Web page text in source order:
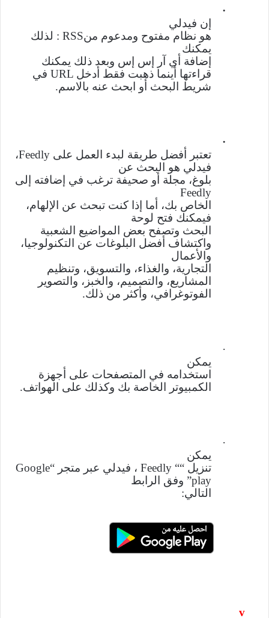
·
إن فيدلي
هو نظام مفتوح ومدعوم منRSS : لذلك
يمكنك
إضافة أي آر إس إس وبعد ذلك يمكنك
قراءتها أينما ذهبت فقط أدخل URL في
شريط البحث أو ابحث عنه بالاسم.
·
تعتبر
أفضل طريقة لبدء العمل على Feedly،
فيدلي هو البحث عن
بلوغ، مجلة أو صحيفة ترغب في إضافته إلى
Feedly
الخاص بك، أما إذا كنت تبحث عن الإلهام،
فيمكنك فتح لوحة
البحث وتصفح بعض المواضيع الشعبية
واكتشاف أفضل البلوغات عن التكنولوجيا،
والأعمال
التجارية، والغذاء، والتسويق، وتنظيم
المشاريع، والتصميم، والخبز، والتصوير
الفوتوغرافي، وأكثر من ذلك.
·
يمكن
استخدامه في المتصفحات على أجهزة
الكمبيوتر الخاصة بك وكذلك على الهواتف.
·
يمكن
تنزيل “
“
Feedly ، فيدلي عبر متجر “Google
play” وفق
الرابط
التالي:
v